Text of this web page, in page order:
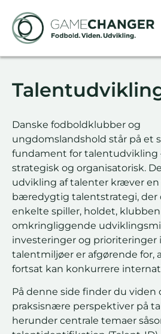
Danske fodboldklubber og
ungdomslandshold står på et
fundament for talentudvikling
strategisk og organisatorisk.
udvikling af talenter kræver
bæredygtig talentstrategi, der
enkelte spiller, holdet,
omkringliggende
investeringer og prioriteringer
talentmiljøer er afgørende for,
fortsat kan konkurrere
På denne side finder du viden
praksisnære perspektiver på
herunder centrale temaer